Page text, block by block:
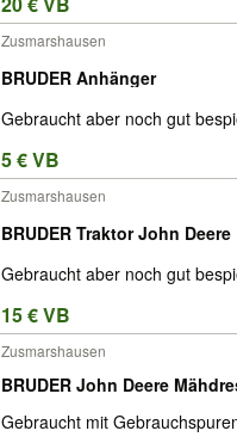
Zusmarshausen
BRUDER Anhänger
Gebraucht aber noch gut
5 € VB
Zusmarshausen
BRUDER Traktor John Deere
Gebraucht aber noch gut
15 € VB
Zusmarshausen
BRUDER John Deere
Gebraucht mit